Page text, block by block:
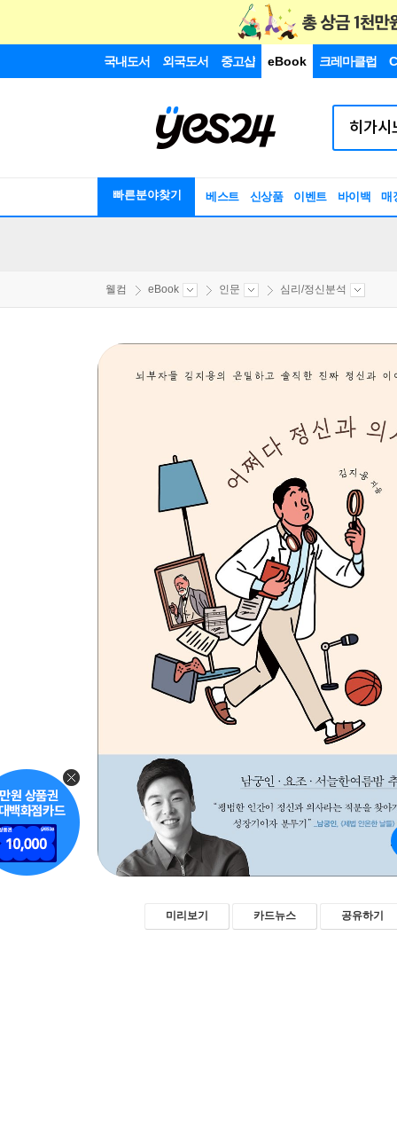
국내도서 외국도서 중고샵 eBook 크레마클럽
빠른분야찾기 베스트 신상품 이벤트 바이백 매
웰컴 eBook 인문 심리/정신분석
미리보기 카드뉴스 공유하기